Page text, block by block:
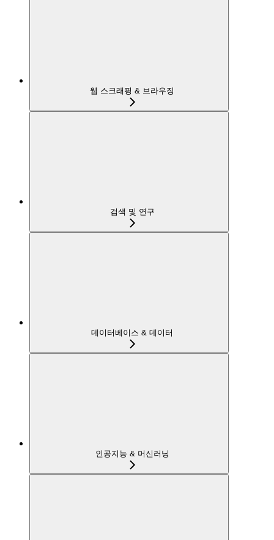
웹 스크래핑 & 브라우징
검색 및 연구
데이터베이스 & 데이터
인공지능 & 머신러닝